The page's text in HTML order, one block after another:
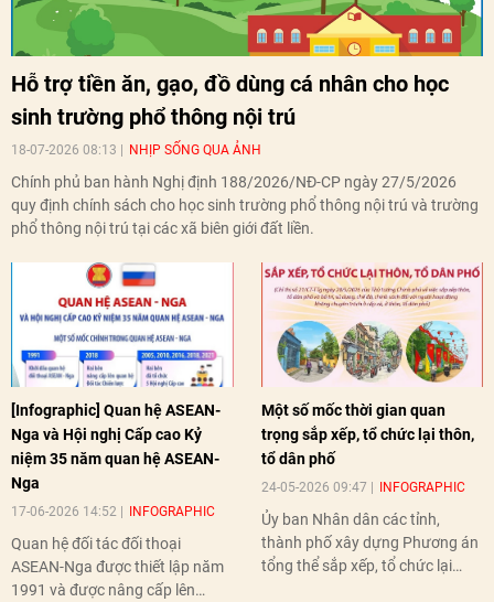
Hỗ trợ tiền ăn, gạo, đồ dùng cá nhân cho học
sinh trường phổ thông nội trú
18-07-2026 08:13 NHỊP SỐNG QUA ẢNH
Chính phủ ban hành Nghị định 188/2026/NĐ-CP ngày 27/5/2026
quy định chính sách cho học sinh trường phổ thông nội trú và trường
phổ thông nội trú tại các xã biên giới đất liền.
[Infographic] Quan hệ ASEAN-
Nga và Hội nghị Cấp cao Kỷ
niệm 35 năm quan hệ ASEAN-
Nga
17-06-2026 14:52 INFOGRAPHIC
Quan hệ đối tác đối thoại
ASEAN-Nga được thiết lập năm
1991 và được nâng cấp lên
Một số mốc thời gian quan
trọng sắp xếp, tổ chức lại thôn,
tổ dân phố
24-05-2026 09:47 INFOGRAPHIC
Ủy ban Nhân dân các tỉnh,
thành phố xây dựng Phương án
tổng thể sắp xếp, tổ chức lại